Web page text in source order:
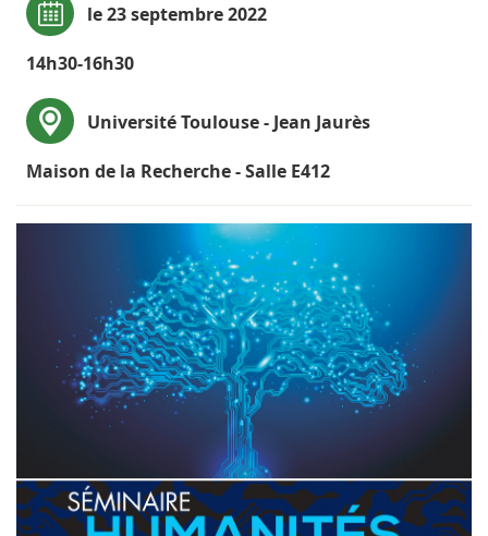
le 23 septembre 2022
14h30-16h30
Université Toulouse - Jean Jaurès
Maison de la Recherche - Salle E412